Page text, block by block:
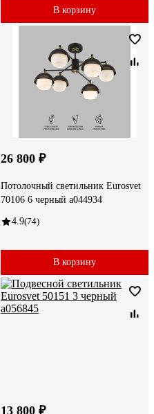
В корзину
26 800 ₽
Потолочный светильник Eurosvet
70106 6 черный a044934
4.9(74)
В корзину
13 800 ₽